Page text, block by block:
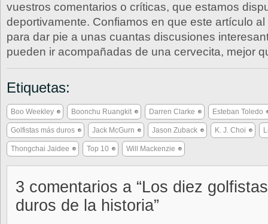
vuestros comentarios o críticas, que estamos
deportivamente. Confiamos en que este artículo
para dar pie a unas cuantas discusiones
pueden ir acompañadas de una cervecita, mejor
Etiquetas:
Boo Weekley Boonchu Ruangkit Darren Clarke Esteban Toledo
Golfistas más duros Jack McGurn Jason Zuback K. J. Choi
Thongchai Jaidee Top 10 Will Mackenzie
3 comentarios a “Los diez
duros de la historia”